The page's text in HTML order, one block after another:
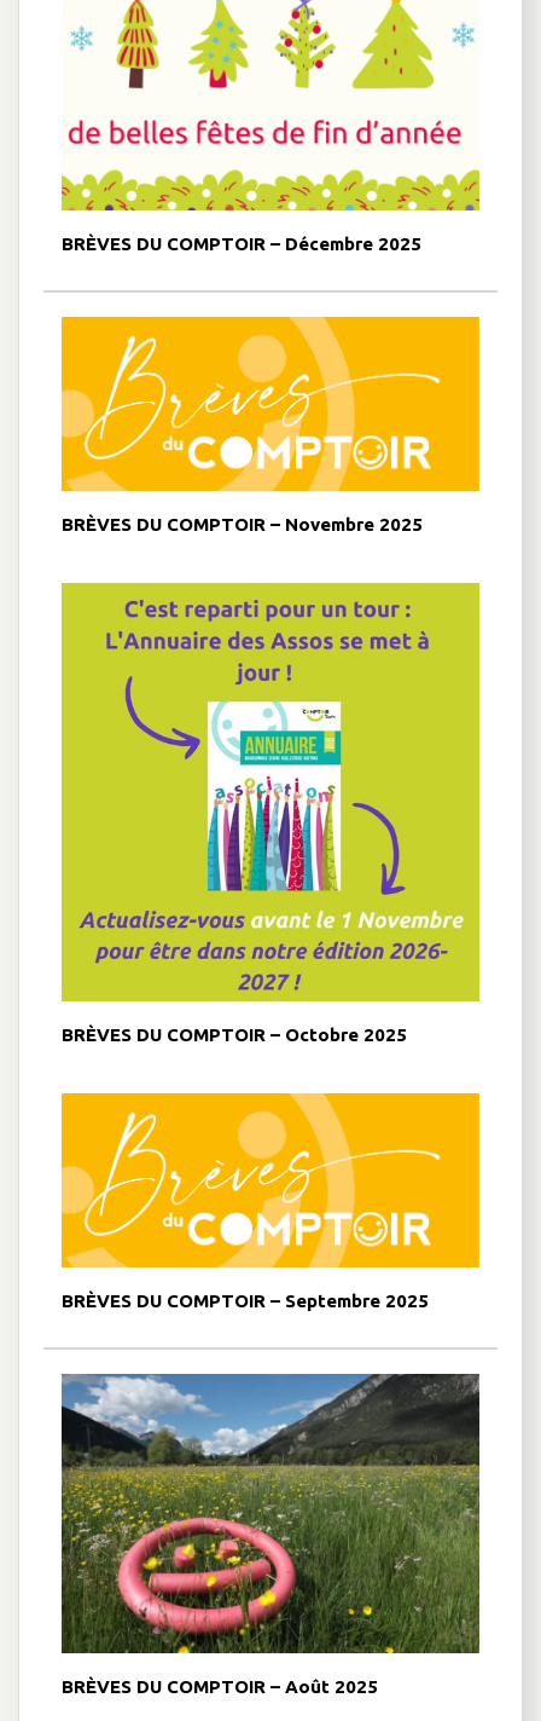
BRÈVES DU COMPTOIR – Décembre 2025
BRÈVES DU COMPTOIR – Novembre 2025
BRÈVES DU COMPTOIR – Octobre 2025
BRÈVES DU COMPTOIR – Septembre 2025
BRÈVES DU COMPTOIR – Août 2025